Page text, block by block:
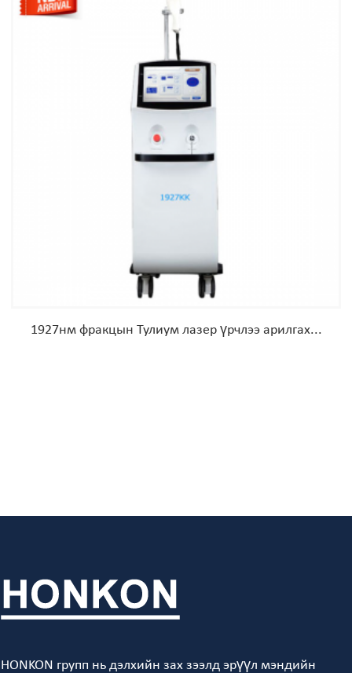
1927нм фракцын Тулиум лазер үрчлээ арилгах...
HONKON групп нь дэлхийн зах зээлд эрүүл мэндийн